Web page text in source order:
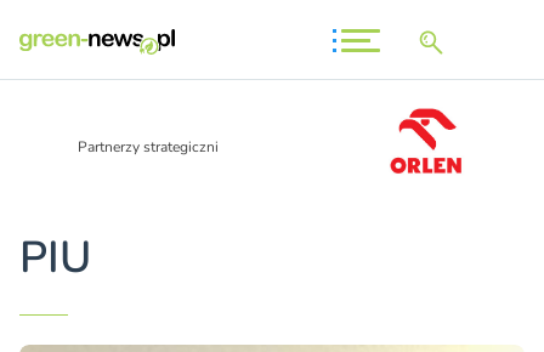
Partnerzy strategiczni
PIU